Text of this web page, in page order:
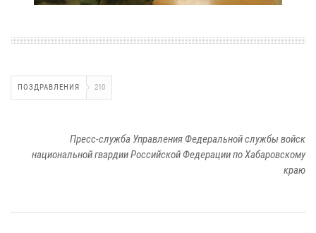
ПОЗДРАВЛЕНИЯ 210
Пресс-служба Управления Федеральной службы войск
национальной гвардии Российской Федерации по Хабаровскому
краю